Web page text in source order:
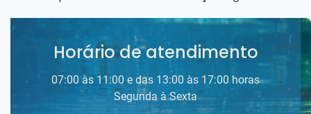
Horário de atendimento
07:00 às 11:00 e das 13:00 às 17:00 horas
Segunda à Sexta